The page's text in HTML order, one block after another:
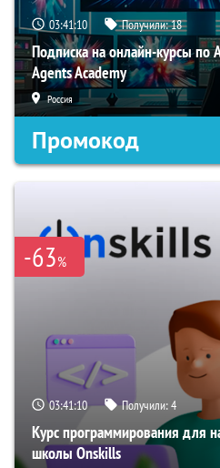
03:41:09 Получили:18
Подписка на онлайн-курсы по
Agents Academy
Россия
Промокод
-63%
03:41:09 Получили:4
Курс программирования для
школы Onskills